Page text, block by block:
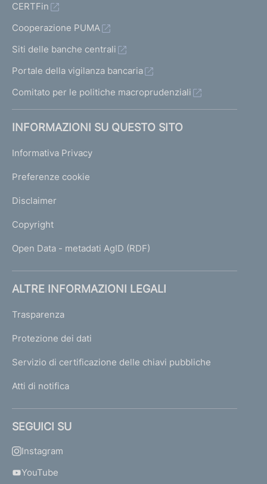
CERTFin
Cooperazione PUMA
Siti delle banche centrali
Portale della vigilanza bancaria
Comitato per le politiche macroprudenziali
INFORMAZIONI SU QUESTO SITO
Informativa Privacy
Preferenze cookie
Disclaimer
Copyright
Open Data - metadati AgID (RDF)
ALTRE INFORMAZIONI LEGALI
Trasparenza
Protezione dei dati
Servizio di certificazione delle chiavi pubbliche
Atti di notifica
SEGUICI SU
Instagram
YouTube